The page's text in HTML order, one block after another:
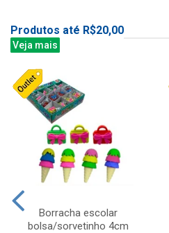
Produtos até R$20,00
Veja mais
Borracha escolar
bolsa/sorvetinho 4cm